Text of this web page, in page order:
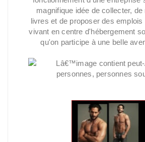
magnifique idée de collecter,
livres et de proposer des emplois
vivant en centre d'hébergement
qu'on participe à une belle